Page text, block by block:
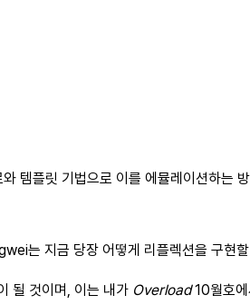
템플릿 기법으로 이를 에뮬레이션하는
는 지금 당장 어떻게 리플렉션을 구현
될 것이며, 이는 내가 Overload10월호에